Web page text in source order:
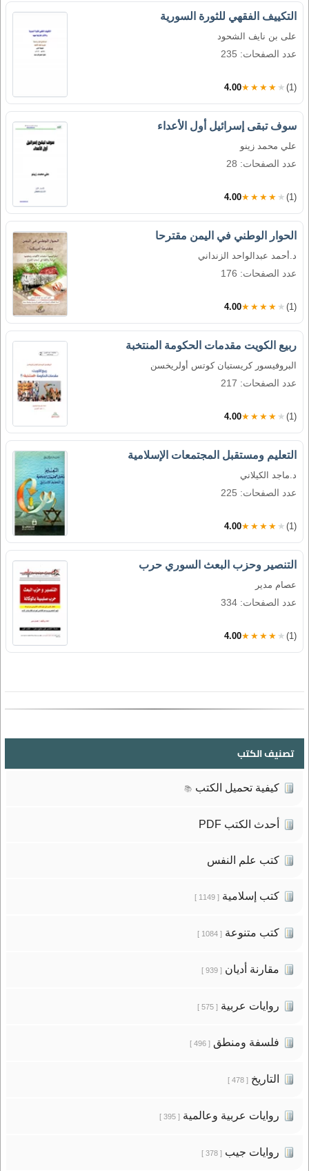
التكييف الفقهي للثورة السورية
على بن نايف الشحود
عدد الصفحات: 235
4.00★★★★★ (1)
سوف تبقى إسرائيل أول الأعداء
علي محمد زينو
عدد الصفحات: 28
4.00★★★★★ (1)
الحوار الوطني في اليمن مقترحا
د.أحمد عبدالواحد الزنداني
عدد الصفحات: 176
4.00★★★★★ (1)
ربيع الكويت مقدمات الحكومة المنتخبة
البروفيسور كريستيان كوتس أولريخسن
عدد الصفحات: 217
4.00★★★★★ (1)
التعليم ومستقبل المجتمعات الإسلامية
د.ماجد الكيلاني
عدد الصفحات: 225
4.00★★★★★ (1)
التنصير وحزب البعث السوري حرب
عصام مدير
عدد الصفحات: 334
4.00★★★★★ (1)
تصنيف الكتب
كيفية تحميل الكتب 📚
أحدث الكتب PDF
كتب علم النفس
كتب إسلامية[ 1149 ]
كتب متنوعة[ 1084 ]
مقارنة أديان[ 939 ]
روايات عربية[ 575 ]
فلسفة ومنطق[ 496 ]
التاريخ[ 478 ]
روايات عربية وعالمية[ 395 ]
روايات جيب[ 378 ]